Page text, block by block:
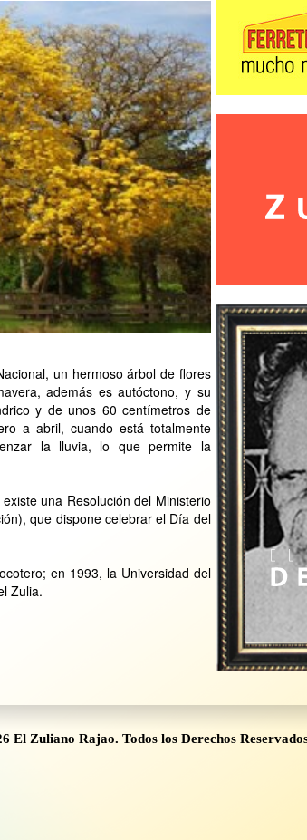
un hermoso árbol de flores
además es autóctono, y su
y de unos 60 centímetros de
a abril, cuando está totalmente
la lluvia, lo que permite la
una Resolución del Ministerio
que dispone celebrar el Día del
en 1993, la Universidad del
Zulia.
El Zuliano Rajao. Todos los Derechos